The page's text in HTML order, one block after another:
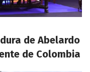
de Abelardo
de Colombia